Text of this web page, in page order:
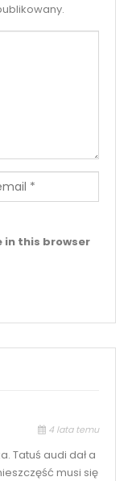
in this browser
4 lata temu
Tatuś audi dał a
musi się